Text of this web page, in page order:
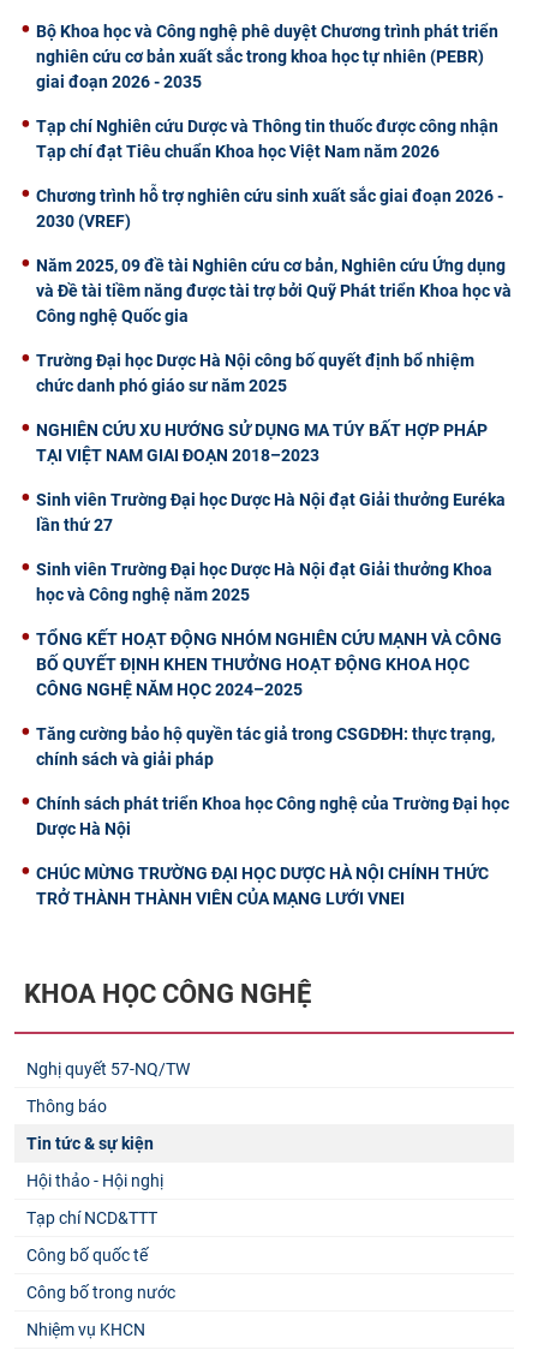
Bộ Khoa học và Công nghệ phê duyệt Chương trình phát triển
nghiên cứu cơ bản xuất sắc trong khoa học tự nhiên (PEBR)
giai đoạn 2026 - 2035
Tạp chí Nghiên cứu Dược và Thông tin thuốc được công nhận
Tạp chí đạt Tiêu chuẩn Khoa học Việt Nam năm 2026
Chương trình hỗ trợ nghiên cứu sinh xuất sắc giai đoạn 2026 -
2030 (VREF)
Năm 2025, 09 đề tài Nghiên cứu cơ bản, Nghiên cứu Ứng dụng
và Đề tài tiềm năng được tài trợ bởi Quỹ Phát triển Khoa học và
Công nghệ Quốc gia
Trường Đại học Dược Hà Nội công bố quyết định bổ nhiệm
chức danh phó giáo sư năm 2025
NGHIÊN CỨU XU HƯỚNG SỬ DỤNG MA TÚY BẤT HỢP PHÁP
TẠI VIỆT NAM GIAI ĐOẠN 2018–2023
Sinh viên Trường Đại học Dược Hà Nội đạt Giải thưởng Euréka
lần thứ 27
Sinh viên Trường Đại học Dược Hà Nội đạt Giải thưởng Khoa
học và Công nghệ năm 2025
TỔNG KẾT HOẠT ĐỘNG NHÓM NGHIÊN CỨU MẠNH VÀ CÔNG
BỐ QUYẾT ĐỊNH KHEN THƯỞNG HOẠT ĐỘNG KHOA HỌC
CÔNG NGHỆ NĂM HỌC 2024–2025
Tăng cường bảo hộ quyền tác giả trong CSGDĐH: thực trạng,
chính sách và giải pháp
Chính sách phát triển Khoa học Công nghệ của Trường Đại học
Dược Hà Nội
CHÚC MỪNG TRƯỜNG ĐẠI HỌC DƯỢC HÀ NỘI CHÍNH THỨC
TRỞ THÀNH THÀNH VIÊN CỦA MẠNG LƯỚI VNEI
KHOA HỌC CÔNG NGHỆ
Nghị quyết 57-NQ/TW
Thông báo
Tin tức & sự kiện
Hội thảo - Hội nghị
Tạp chí NCD&TTT
Công bố quốc tế
Công bố trong nước
Nhiệm vụ KHCN